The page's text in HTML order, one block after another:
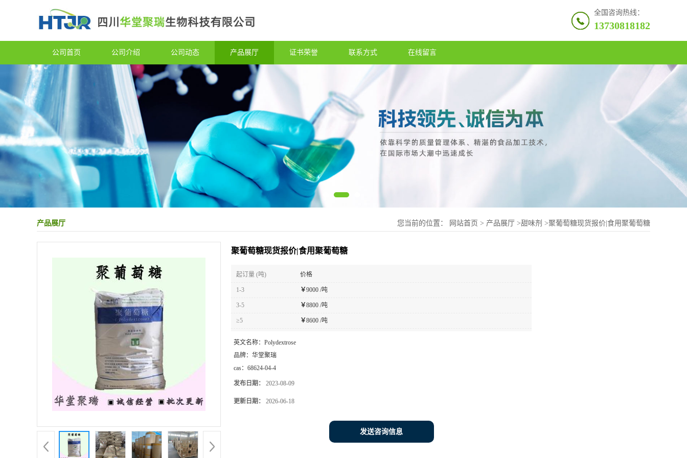
全国咨询热线：
13730818182
公司首页 公司介绍 公司动态 产品展厅 证书荣誉 联系方式 在线留言
产品展厅 您当前的位置： 网站首页 > 产品展厅 >甜味剂 >聚葡萄糖现货报价|食用聚葡萄糖
聚葡萄糖现货报价|食用聚葡萄糖
起订量 (吨) 价格
1-3 ￥9000 /吨
3-5 ￥8800 /吨
≥5 ￥8600 /吨
英文名称： Polydextrose
品牌： 华堂聚瑞
cas： 68624-04-4
发布日期： 2023-08-09
更新日期： 2026-06-18
发送咨询信息